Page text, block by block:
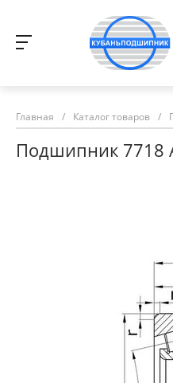
Главная / Каталог товаров /
Подшипник 7718